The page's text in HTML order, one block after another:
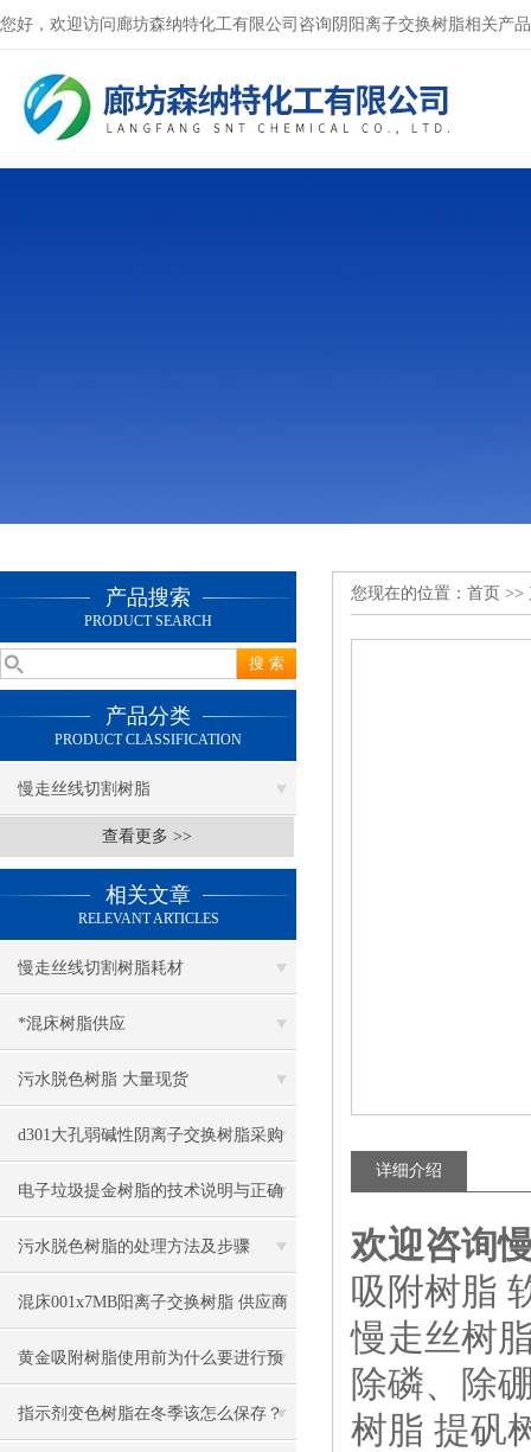
您好，欢迎访问廊坊森纳特化工有限公司咨询阴阳离子交换树脂相关产
产品搜索
PRODUCT SEARCH
产品分类
PRODUCT CLASSIFICATION
慢走丝线切割树脂
查看更多 >>
相关文章
RELEVANT ARTICLES
慢走丝线切割树脂耗材
*混床树脂供应
污水脱色树脂 大量现货
d301大孔弱碱性阴离子交换树脂采购
电子垃圾提金树脂的技术说明与正确
清洗流程
污水脱色树脂的处理方法及步骤
混床001x7MB阳离子交换树脂 供应商
黄金吸附树脂使用前为什么要进行预
处理
指示剂变色树脂在冬季该怎么保存？
您现在的位置： 首页 >>
详细介绍
欢迎咨询
吸附树脂
慢走丝树
除磷、除
树脂 提矾